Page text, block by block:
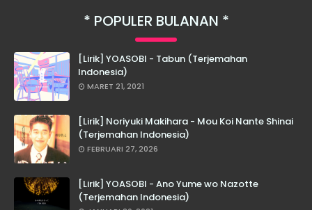
POPULER BULANAN
[Lirik] YOASOBI - Tabun (Terjemahan
Indonesia)
MARET 21, 2021
[Lirik] Noriyuki Makihara - Mou Koi Nante Shinai
(Terjemahan Indonesia)
FEBRUARI 27, 2026
[Lirik] YOASOBI - Ano Yume wo Nazotte
(Terjemahan Indonesia)